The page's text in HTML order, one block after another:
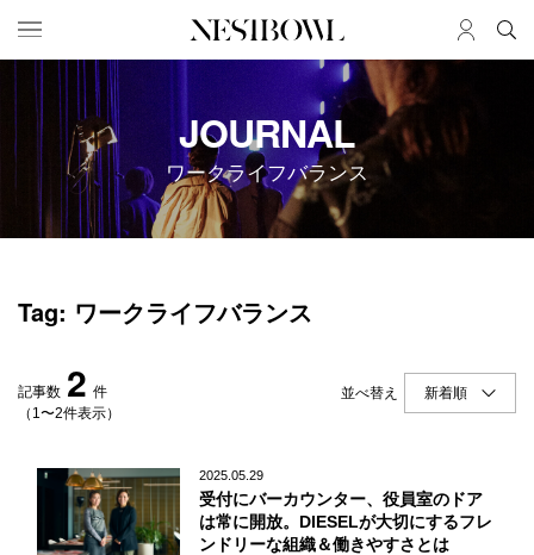
HOME
求人検索
新着求人
ブランド一覧
インタビュー
ニュース＆イベント
データ
コラボ募集一覧
SERVICE
初めての方へ
Q&A
ログイン
会員登録
JOURNAL
ワークライフバランス
Tag: ワークライフバランス
記事数 2 件
（1〜2件表示）
並べ替え
2025.05.29
受付にバーカウンター、役員室のドア
は常に開放。DIESELが大切にするフレ
ンドリーな組織＆働きやすさとは